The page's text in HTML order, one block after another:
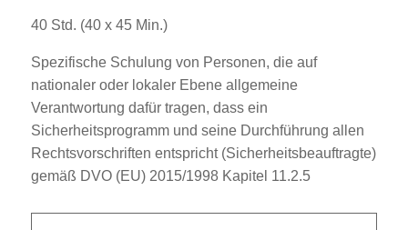
40 Std. (40 x 45 Min.)
Spezifische Schulung von Personen, die auf
nationaler oder lokaler Ebene allgemeine
Verantwortung dafür tragen, dass ein
Sicherheitsprogramm und seine Durchführung allen
Rechtsvorschriften entspricht (Sicherheitsbeauftragte)
gemäß DVO (EU) 2015/1998 Kapitel 11.2.5